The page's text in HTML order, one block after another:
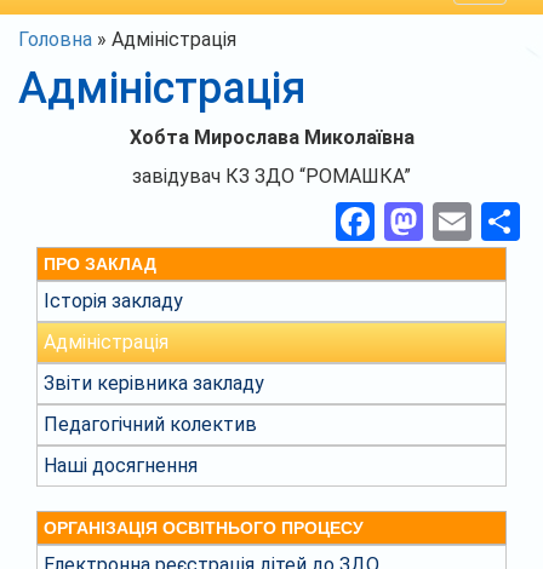
Головна » Адміністрація
Адміністрація
Хобта Мирослава Миколаївна
завідувач КЗ ЗДО “РОМАШКА”
Facebook
ПРО ЗАКЛАД
Історія закладу
Адміністрація
Звіти керівника закладу
Педагогічний колектив
Наші досягнення
ОРГАНІЗАЦІЯ ОСВІТНЬОГО ПРОЦЕСУ